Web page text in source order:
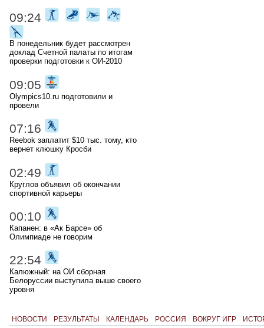
09:24
В понедельник будет рассмотрен
доклад Счетной палаты по итогам
проверки подготовки к ОИ-2010
09:05
Olympics10.ru подготовили и
провели
07:16
Reebok заплатит $10 тыс. тому, кто
вернет клюшку Кросби
02:49
Круглов объявил об окончании
спортивной карьеры
00:10
Капанен: в «Ак Барсе» об
Олимпиаде не говорим
22:54
Калюжный: на ОИ сборная
Белоруссии выступила выше своего
уровня
НОВОСТИ РЕЗУЛЬТАТЫ КАЛЕНДАРЬ РОССИЯ ВОКРУГ ИГР